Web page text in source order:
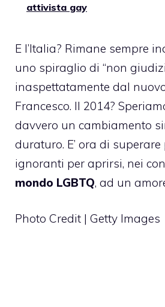
attivista gay
E l’Italia? Rimane sempre
uno spiraglio di “non
inaspettatamente dal
Francesco. Il 2014?
davvero un cambiamento
duraturo. E’ ora di
ignoranti per aprirsi, nei
mondo LGBTQ, ad un
Photo Credit | Getty Images